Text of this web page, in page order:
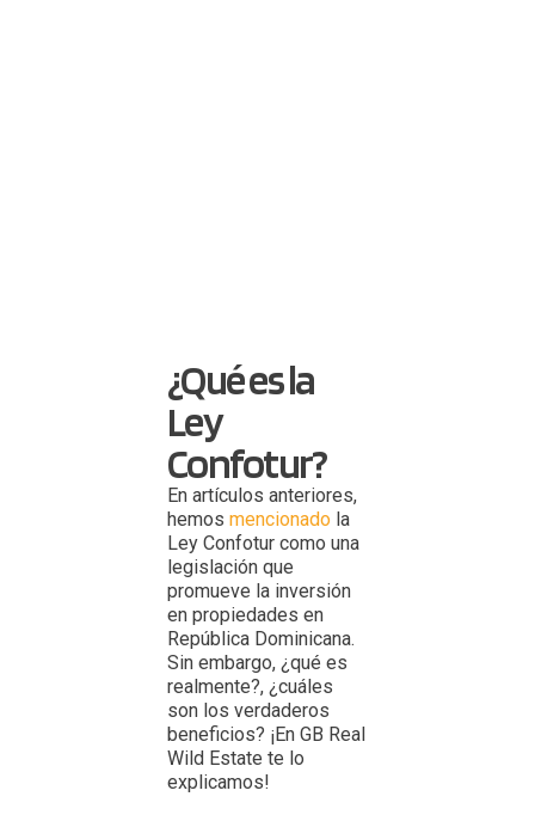
¿Qué es la
Ley
Confotur?
En artículos anteriores,
hemos mencionado la
Ley Confotur como una
legislación que
promueve la inversión
en propiedades en
República Dominicana.
Sin embargo, ¿qué es
realmente?, ¿cuáles
son los verdaderos
beneficios? ¡En GB Real
Wild Estate te lo
explicamos!